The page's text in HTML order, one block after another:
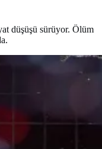
düşüşü sürüyor. Ölüm